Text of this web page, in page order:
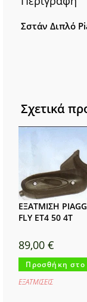
Σστάν Διπλό
Σχετικά
ΕΞΑΤΜΙΣΗ
FLY ET4 50 4T
89,00€
Προσθήκη στο
ΕΞΑΤΜΙΣΕΙΣ